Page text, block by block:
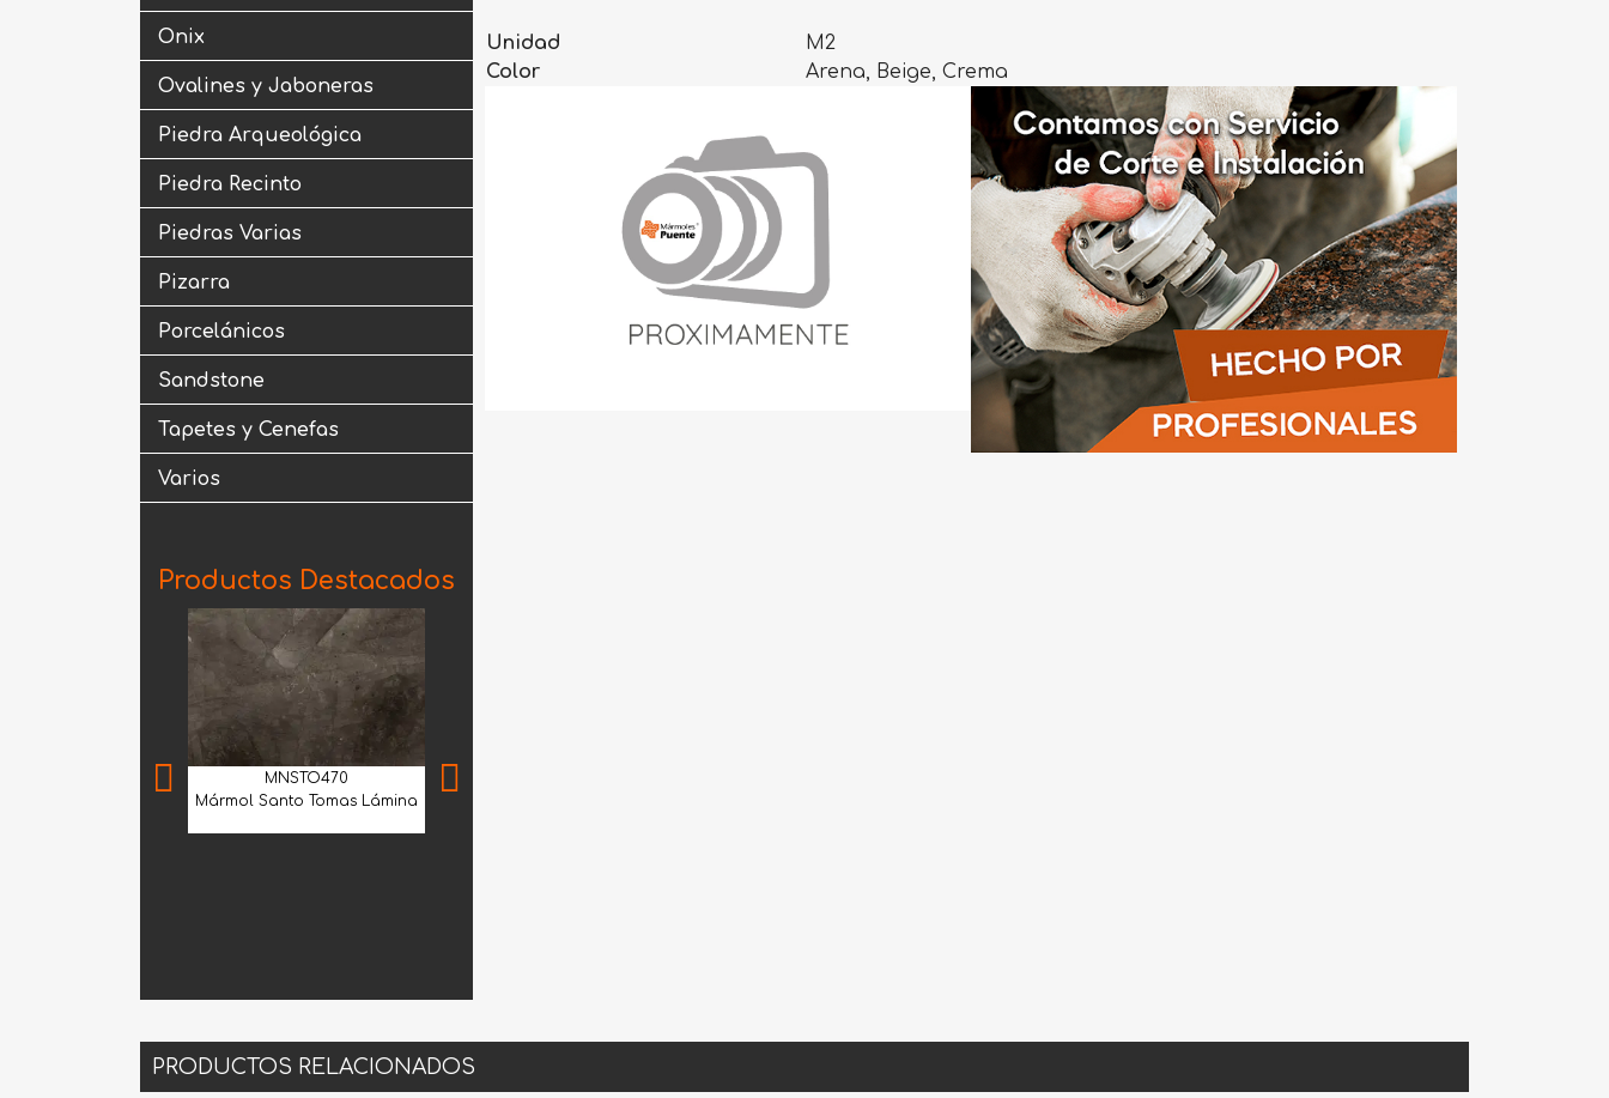
Onix
Ovalines y Jaboneras
Piedra Arqueológica
Piedra Recinto
Piedras Varias
Pizarra
Porcelánicos
Sandstone
Tapetes y Cenefas
Varios
Productos Destacados
MNSTO470
Mármol Santo Tomas Lámina
Unidad
M2
Color
Arena, Beige, Crema
PRODUCTOS RELACIONADOS